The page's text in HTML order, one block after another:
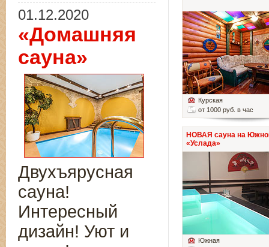
Курская
от 1000 руб. в час
НОВАЯ сауна на
«Услада»
Южная
01.12.2020
«Домашняя
сауна»
Двухъярусная
сауна!
Интересный
дизайн! Уют и